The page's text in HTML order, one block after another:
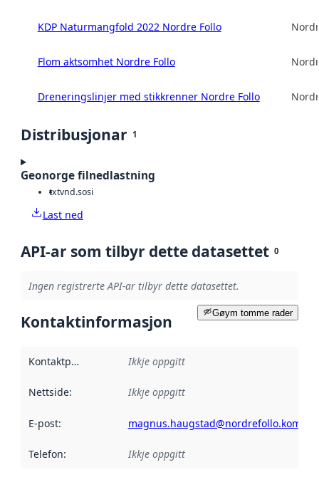
KDP Naturmangfold 2022 Nordre Follo
Flom aktsomhet Nordre Follo
Dreneringslinjer med stikkrenner Nordre Follo
Distribusjonar 1
Geonorge filnedlastning
txtvnd.sosi
Last ned
API-ar som tilbyr dette datasettet 0
Ingen registrerte API-ar tilbyr dette datasettet.
Gøym tomme rader
Kontaktinformasjon
Kontaktpunkt Ikkje oppgitt
Nettside: Ikkje oppgitt
E-post:
Telefon: Ikkje oppgitt